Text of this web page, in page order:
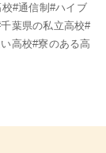
#通信制#ハイブ
葉県の私立高校#
高校#寮のある高